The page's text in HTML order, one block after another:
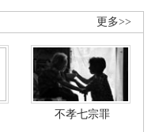
更多>>
不孝七宗罪